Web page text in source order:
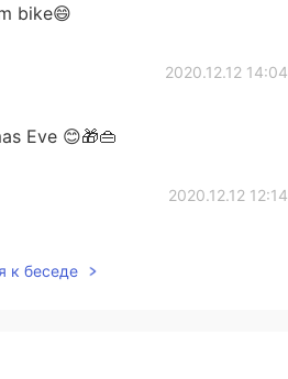
bike😄
2020.12.12 14:04
Eve 😊🎁👜
2020.12.12 12:14
к беседе